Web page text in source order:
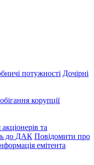
потужності Дочірні
корупції
та
до ДАК Повідомити про
емітента